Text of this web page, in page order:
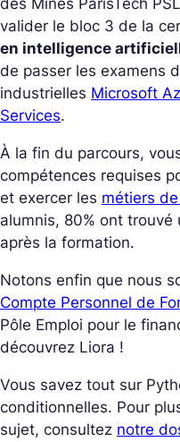
des Mines ParisTech
valider le bloc 3 de la
en intelligence
de passer les examens
industrielles Microsoft
Services.
À la fin du parcours,
compétences requises
et exercer les métiers
alumnis, 80% ont
après la formation.
Notons enfin que nous
Compte Personnel de
Pôle Emploi pour le
découvrez Liora !
Vous savez tout sur
conditionnelles. Pour
sujet, consultez notre